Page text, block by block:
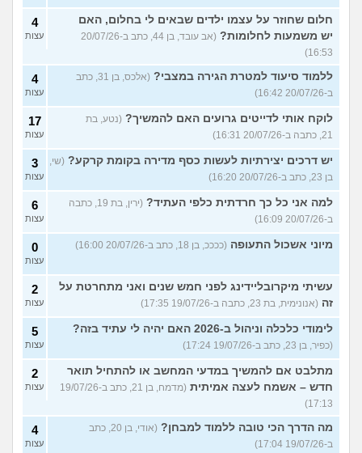
חלום שחוזר על עצמו ילדים שבאים לי בחלום, האם
יש משמעות לחלומות?
(אב עובד, בן 44, כתב ב-20/07/26
16:53)
4
עצות
ללמוד סיעוד למטרת הגירה במצבי?
(אלכס, בן 31, כתב
ב-20/07/26 16:42)
4
עצות
לוקח אותי לדייטים גרועים האם להמשיך? (נטע, בת
21, כתבה ב-20/07/26 16:31)
17
עצות
יש דרכים יצירתיות לעשות כסף מדירה בקומת קרקע? (שי,
בן 23, כתב ב-20/07/26 16:20)
3
עצות
למה אני כל כך חרדתית כלפי העתיד?
(ירין, בת 19, כתבה
ב-20/07/26 16:09)
6
עצות
מיוני אשכול התעופה (ככככ, בן 18, כתב ב-20/07/26 16:00) 0
עצות
עשיתי מיקרובליידינג לפני חמש שנים ואני מתחרטת על
זה (אנונימית, בת 23, כתבה ב-19/07/26 17:35)
2
עצות
לימודי כלכלה וניהול ב-2026 האם יהיה לי עתיד בזה?
(כפיר, בן 23, כתב ב-19/07/26 17:24)
5
עצות
מתלבט אם להמשיך במדעי המחשב או להתחיל תואר
חדש – אשמח לעצה אמיתית
(מדמח, בן 21, כתב ב-19/07/26
17:13)
2
עצות
מה הדרך הכי טובה ללמוד למבחן?
(אודי, בן 20, כתב
ב-19/07/26 17:04)
4
עצות